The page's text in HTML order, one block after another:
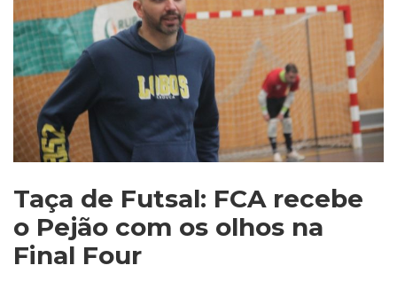
Taça de Futsal: FCA recebe
o Pejão com os olhos na
Final Four